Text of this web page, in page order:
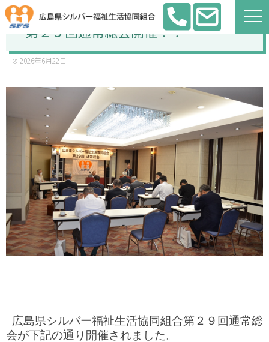
第２９回通常総会開催！！
2026年6月22日
広島県シルバー福祉生活協同組合第２９回通常総
会が下記の通り開催されました。